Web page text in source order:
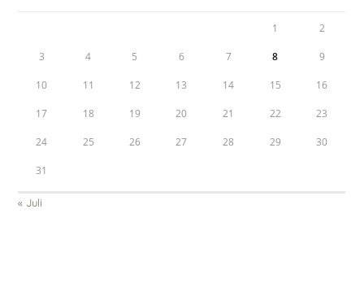
1 2
3 4 5 6 7 8 9
10 11 12 13 14 15 16
17 18 19 20 21 22 23
24 25 26 27 28 29 30
31
« Juli